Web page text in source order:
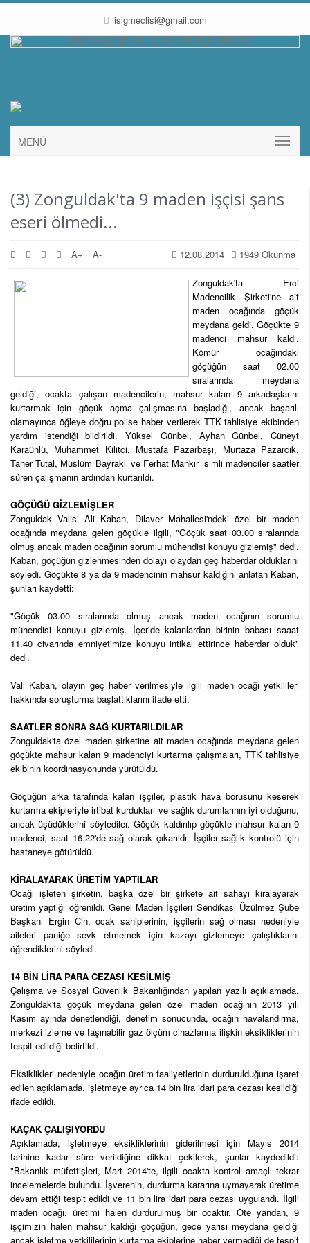
isigmeclisi@gmail.com
MENÜ
(3) Zonguldak'ta 9 maden işçisi şans
eseri ölmedi...
1949 Okunma
12.08.2014
A+ A-
Zonguldak'ta Erci
Madencilik Şirketi'ne ait
maden ocağında göçük
meydana geldi. Göçükte 9
madenci mahsur kaldı.
Kömür ocağındaki
göçüğün saat 02.00
sıralarında meydana
geldiği, ocakta çalışan madencilerin, mahsur kalan 9 arkadaşlarını
kurtarmak için göçük açma çalışmasına başladığı, ancak başarılı
olamayınca öğleye doğru polise haber verilerek TTK tahlisiye ekibinden
yardım istendiği bildirildi. Yüksel Günbel, Ayhan Günbel, Cüneyt
Karaünlü, Muhammet Kilitci, Mustafa Pazarbaşı, Murtaza Pazarcık,
Taner Tutal, Müslüm Bayraklı ve Ferhat Mankır isimli madenciler saatler
süren çalışmanın ardından kurtarıldı.
GÖÇÜĞÜ GİZLEMİŞLER
Zonguldak Valisi Ali Kaban, Dilaver Mahallesi'ndeki özel bir maden
ocağında meydana gelen göçükle ilgili, "Göçük saat 03.00 sıralarında
olmuş ancak maden ocağının sorumlu mühendisi konuyu gizlemiş" dedi.
Kaban, göçüğün gizlenmesinden dolayı olaydan geç haberdar olduklarını
söyledi. Göçükte 8 ya da 9 madencinin mahsur kaldığını anlatan Kaban,
şunları kaydetti:
"Göçük 03.00 sıralarında olmuş ancak maden ocağının sorumlu
mühendisi konuyu gizlemiş. İçeride kalanlardan birinin babası saaat
11.40 civarında emniyetimize konuyu intikal ettirince haberdar olduk"
dedi.
Vali Kaban, olayın geç haber verilmesiyle ilgili maden ocağı yetkilileri
hakkında soruşturma başlattıklarını ifade etti.
SAATLER SONRA SAĞ KURTARILDILAR
Zonguldak'ta özel maden şirketine ait maden ocağında meydana gelen
göçükte mahsur kalan 9 madenciyi kurtarma çalışmaları, TTK tahlisiye
ekibinin koordinasyonunda yürütüldü.
Göçüğün arka tarafında kalan işçiler, plastik hava borusunu keserek
kurtarma ekipleriyle irtibat kurdukları ve sağlık durumlarının iyi olduğunu,
ancak üşüdüklerini söylediler. Göçük kaldırılıp göçükte mahsur kalan 9
madenci, saat 16.22'de sağ olarak çıkarıldı. İşçiler sağlık kontrolü için
hastaneye götürüldü.
KİRALAYARAK ÜRETİM YAPTILAR
Ocağı işleten şirketin, başka özel bir şirkete ait sahayı kiralayarak
üretim yaptığı öğrenildi. Genel Maden İşçileri Sendikası Üzülmez Şube
Başkanı Ergin Cin, ocak sahiplerinin, işçilerin sağ olması nedeniyle
aileleri paniğe sevk etmemek için kazayı gizlemeye çalıştıklarını
öğrendiklerini söyledi.
14 BİN LİRA PARA CEZASI KESİLMİŞ
Çalışma ve Sosyal Güvenlik Bakanlığından yapılan yazılı açıklamada,
Zonguldak'ta göçük meydana gelen özel maden ocağının 2013 yılı
Kasım ayında denetlendiği, denetim sonucunda, ocağın havalandırma,
merkezi izleme ve taşınabilir gaz ölçüm cihazlarına ilişkin eksikliklerinin
tespit edildiği belirtildi.
Eksiklikleri nedeniyle ocağın üretim faaliyetlerinin durdurulduğuna işaret
edilen açıklamada, işletmeye ayrıca 14 bin lira idari para cezası kesildiği
ifade edildi.
KAÇAK ÇALIŞIYORDU
Açıklamada, işletmeye eksikliklerinin giderilmesi için Mayıs 2014
tarihine kadar süre verildiğine dikkat çekilerek, şunlar kaydedildi:
"Bakanlık müfettişleri, Mart 2014'te, ilgili ocakta kontrol amaçlı tekrar
incelemelerde bulundu. İşverenin, durdurma kararına uymayarak üretime
devam ettiği tespit edildi ve 11 bin lira idari para cezası uygulandı. İlgili
maden ocağı, üretimi halen durdurulmuş bir ocaktır. Öte yandan, 9
işçimizin halen mahsur kaldığı göçüğün, gece yarısı meydana geldiği
ancak işletme yetkililerinin kurtarma ekiplerine haber vermediği de tespit